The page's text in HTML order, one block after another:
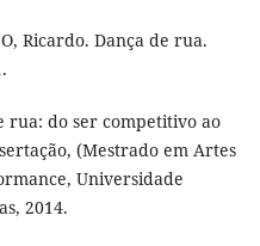
Ricardo. Dança de rua.
rua: do ser competitivo ao
(Mestrado em Artes
Universidade
2014.